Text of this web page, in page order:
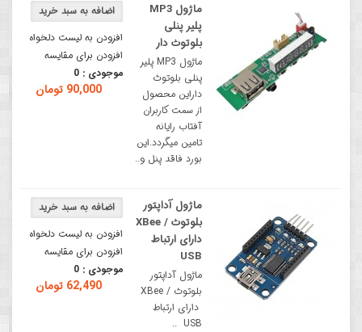
افزودن به لیست دلخواه
افزودن برای مقایسه
موجودی : 0
90,000 تومان
ماژول MP3
پلیر پنلی
بلوتوث دار
ماژول MP3 پلیر
پنلی بلوتوث
داراین محصول
از سمت کاربران
آفتاب رایانه
تامین میگردد.این
بورد فاقد پنل و..
افزودن به لیست دلخواه
افزودن برای مقایسه
موجودی : 0
62,490 تومان
ماژول آداپتور
بلوتوث / XBee
دارای ارتباط
USB
ماژول آداپتور
بلوتوث / XBee
دارای ارتباط
USB ..